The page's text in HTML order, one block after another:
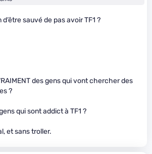
sauvé de pas avoir TF1 ?
des gens qui vont chercher des
?
qui sont addict à TF1 ?
et sans troller.